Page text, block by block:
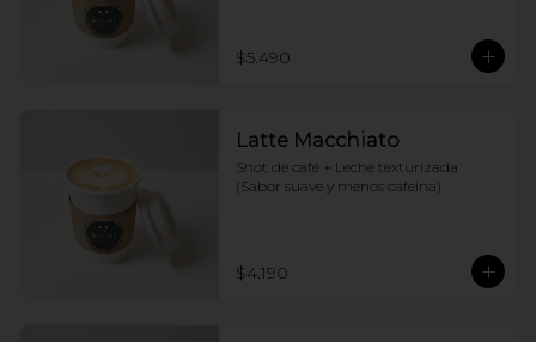
$5.490
Latte Macchiato
Shot de café + Leche texturizada
(Sabor suave y menos cafeina)
$4.190